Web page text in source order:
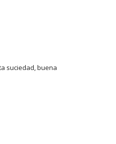
suciedad, buena